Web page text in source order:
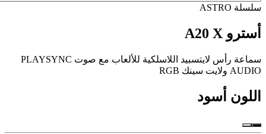
سلسلة ASTRO
أسترو A20 X
سماعة رأس لايتسبيد اللاسلكية للألعاب مع صوت PLAYSYNC
AUDIO ولايت سينك RGB
اللون أسود